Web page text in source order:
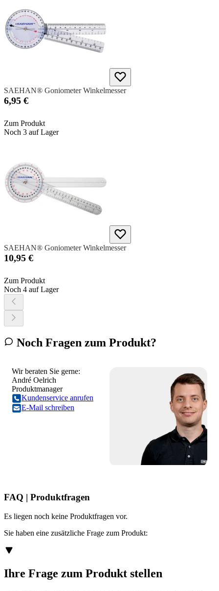
SAEHAN® Goniometer Winkelmesser
6,95 €
Zum Produkt
Noch 3 auf Lager
SAEHAN® Goniometer Winkelmesser
10,95 €
Zum Produkt
Noch 4 auf Lager
Noch Fragen zum Produkt?
Wir beraten Sie gerne:
André Oelrich
Produktmanager
Kundenservice anrufen
E-Mail schreiben
FAQ | Produktfragen
Es liegen noch keine Produktfragen vor.
Sie haben eine zusätzliche Frage zum Produkt:
Ihre Frage zum Produkt stellen